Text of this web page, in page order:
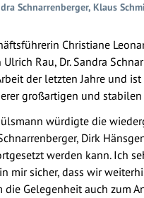
Schnarrenberger, Klaus
Christiane
Rau, Dr. Sandra
der letzten Jahre und
großartigen und stabilen
würdigte die
Dirk
werden kann. Ich
mir sicher, dass wir
die Gelegenheit auch zum